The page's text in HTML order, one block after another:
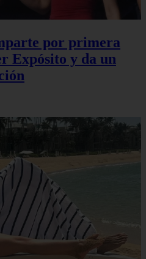
por primera
Expósito y da un